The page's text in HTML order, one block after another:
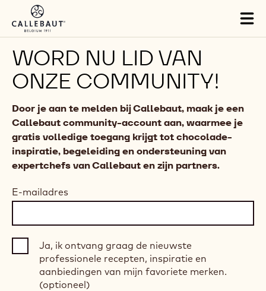
Skip to main content
WORD NU LID VAN
ONZE COMMUNITY!
Door je aan te melden bij Callebaut, maak je een
Callebaut community-account aan, waarmee je
gratis volledige toegang krijgt tot chocolade-
inspiratie, begeleiding en ondersteuning van
expertchefs van Callebaut en zijn partners.
E-mailadres
Ja, ik ontvang graag de nieuwste
professionele recepten, inspiratie en
aanbiedingen van mijn favoriete merken.
(optioneel)